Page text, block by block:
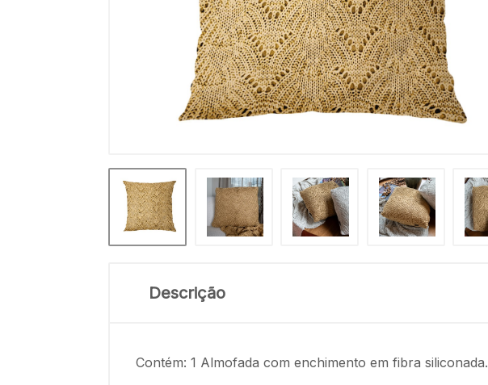
Descrição
Contém: 1 Almofada com enchimento em fibra siliconada.